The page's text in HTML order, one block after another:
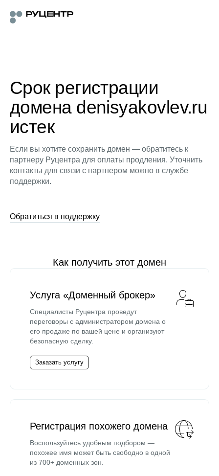
Срок регистрации
домена denisyakovlev.ru
истек
Если вы хотите сохранить домен — обратитесь к
партнеру Руцентра для оплаты продления. Уточнить
контакты для связи с партнером можно в службе
поддержки.
Обратиться в поддержку
Как получить этот домен
Услуга «Доменный брокер»
Специалисты Руцентра проведут
переговоры с администратором домена о
его продаже по вашей цене и организуют
безопасную сделку.
Заказать услугу
Регистрация похожего домена
Воспользуйтесь удобным подбором —
похожее имя может быть свободно в одной
из 700+ доменных зон.